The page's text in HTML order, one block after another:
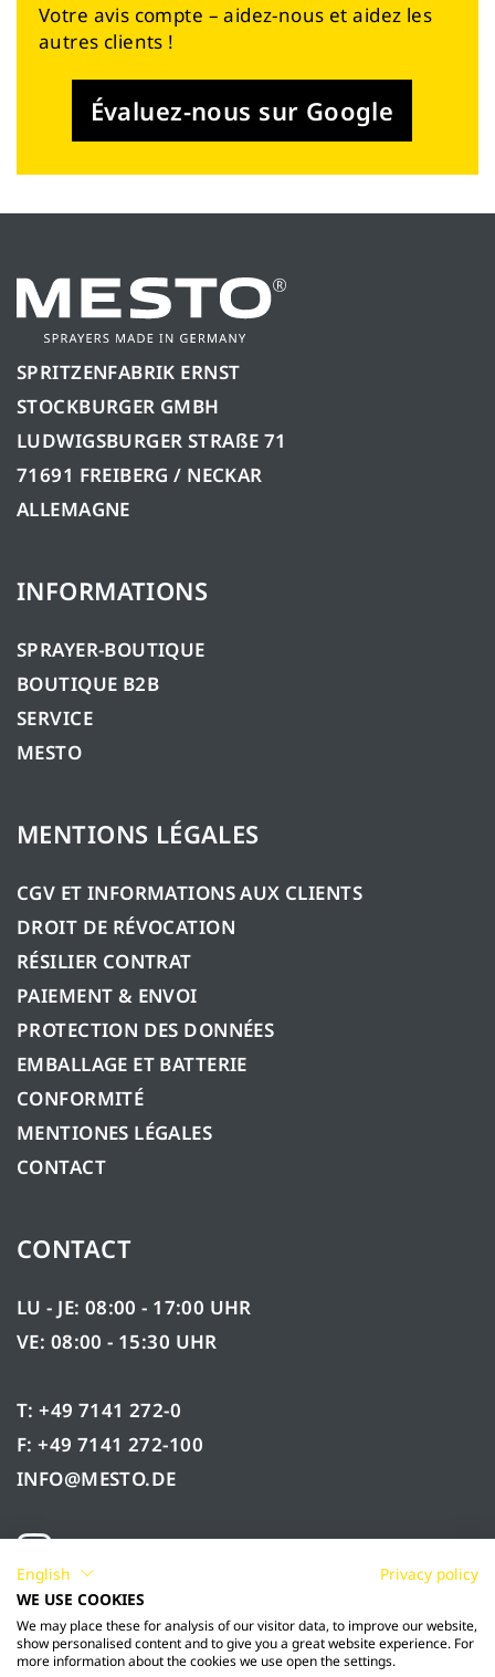
Votre avis compte – aidez-nous et aidez les
autres clients !
Évaluez-nous sur Google
SPRITZENFABRIK ERNST
STOCKBURGER GMBH
LUDWIGSBURGER STRAßE 71
71691 FREIBERG / NECKAR
ALLEMAGNE
INFORMATIONS
SPRAYER-BOUTIQUE
BOUTIQUE B2B
SERVICE
MESTO
MENTIONS LÉGALES
CGV ET INFORMATIONS AUX CLIENTS
DROIT DE RÉVOCATION
RÉSILIER CONTRAT
PAIEMENT & ENVOI
PROTECTION DES DONNÉES
EMBALLAGE ET BATTERIE
CONFORMITÉ
MENTIONES LÉGALES
CONTACT
CONTACT
LU - JE: 08:00 - 17:00 UHR
VE: 08:00 - 15:30 UHR
T: +49 7141 272-0
F: +49 7141 272-100
INFO@MESTO.DE
English
Privacy policy
WE USE COOKIES
We may place these for analysis of our visitor data, to improve our website,
show personalised content and to give you a great website experience. For
more information about the cookies we use open the settings.